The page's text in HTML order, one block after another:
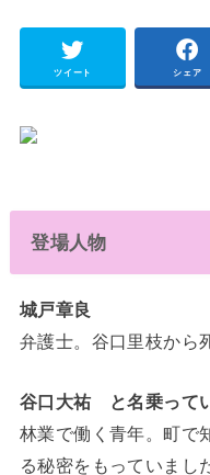
ツイート シェア
登場人物
城戸章良
弁護士。谷口里枝から
谷口大祐 と名乗って
林業で働く青年。町で
る秘密をもっていまし